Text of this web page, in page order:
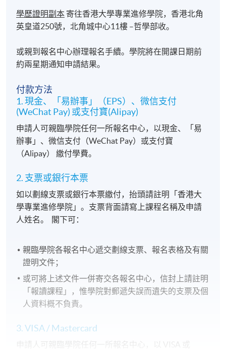
學歷證明副本 寄往香港大學專業進修學院，香港北角
英皇道250號，北角城中心11樓 –哲學部收。
或親到報名中心辦理報名手續。學院將在開課日期前
約兩星期通知申請結果。
付款方法
1. 現金、「易辦事」（EPS）、微信支付
(WeChat Pay) 或支付寶(Alipay)
申請人可親臨學院任何一所報名中心，以現金、「易
辦事」、微信支付（WeChat Pay）或支付寶
（Alipay） 繳付學費。
2. 支票或銀行本票
如以劃線支票或銀行本票繳付，抬頭請註明「香港大
學專業進修學院」。支票背面請寫上課程名稱及申請
人姓名。 閣下可：
親臨學院各報名中心遞交劃線支票、報名表格及有關
證明文件；
或可將上述文件一併寄交各報名中心，信封上請註明
「報讀課程」，惟學院對郵遞失誤而遺失的支票及個
人資料概不負責。
3. VISA / Mastercard
申請人可親臨學院任何一所報名中心，以 VISA 或